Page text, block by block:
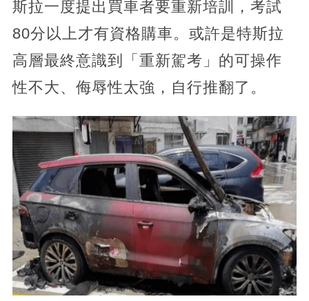
斯拉一度提出買車者要重新培訓，考試
80分以上才有資格購車。或許是特斯拉
高層最終意識到「重新駕考」的可操作
性不大、侮辱性太強，自行推翻了。